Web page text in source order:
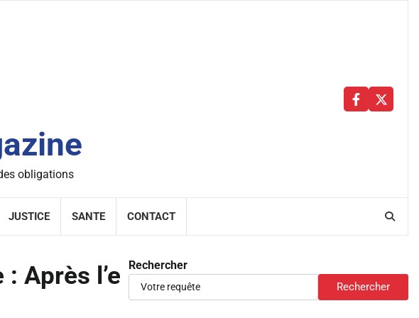
obligations
Facebbok
X
JUSTICE SANTE CONTACT
Après l’e
Rechercher
Rechercher